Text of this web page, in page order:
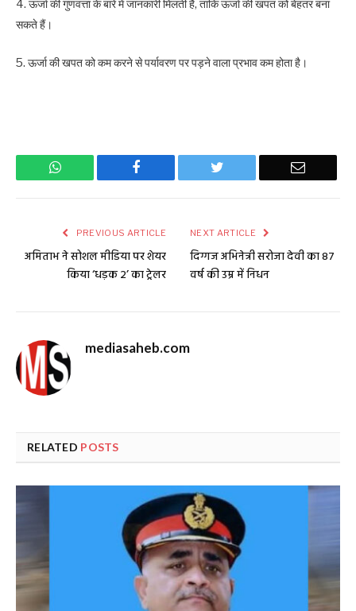
4. ऊर्जा की गुणवत्ता के बारे में जानकारी मिलती है, ताकि ऊर्जा की खपत को बेहतर बना
सकते हैं।
5. ऊर्जा की खपत को कम करने से पर्यावरण पर पड़ने वाला प्रभाव कम होता है।
WhatsApp Facebook Twitter Email
PREVIOUS ARTICLE
अमिताभ ने सोशल मीडिया पर शेयर
किया ‘धड़क 2’ का ट्रेलर
NEXT ARTICLE
दिग्गज अभिनेत्री सरोजा देवी का 87
वर्ष की उम्र में निधन
mediasaheb.com
RELATED POSTS